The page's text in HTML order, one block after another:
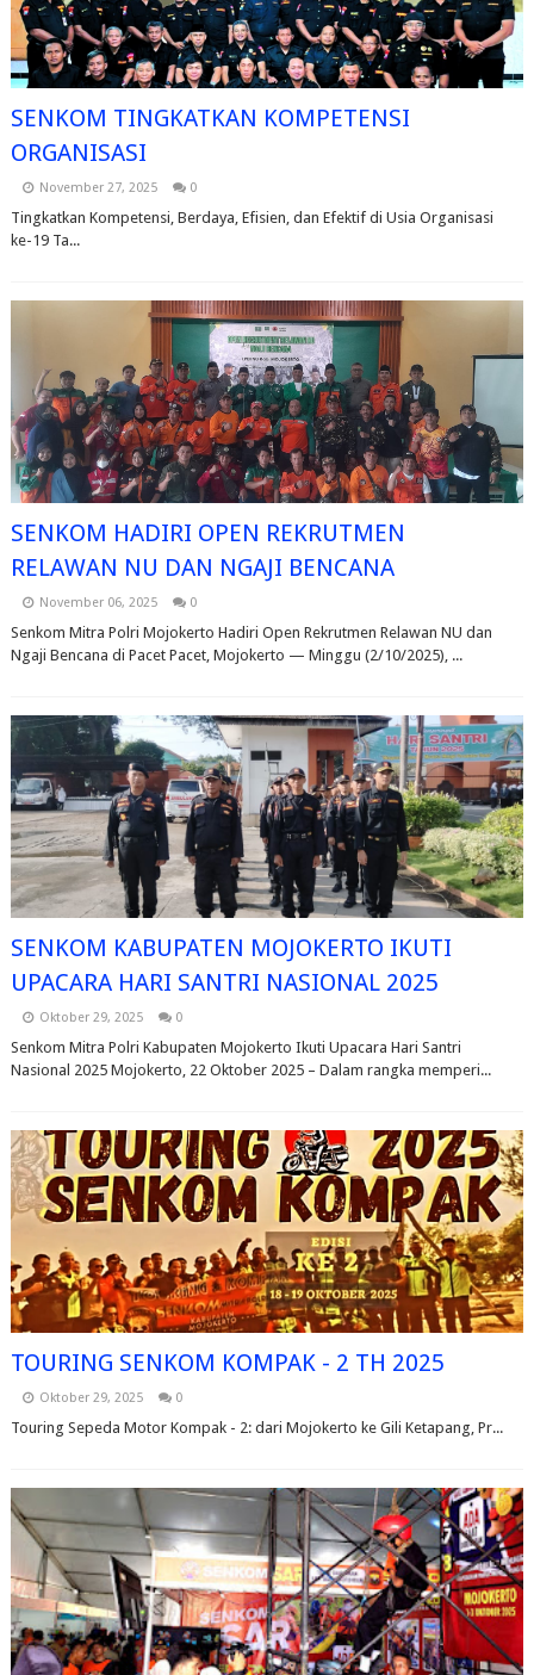
SENKOM TINGKATKAN KOMPETENSI
ORGANISASI
November 27, 2025 0
Tingkatkan Kompetensi, Berdaya, Efisien, dan Efektif di Usia Organisasi
ke-19 Ta...
SENKOM HADIRI OPEN REKRUTMEN
RELAWAN NU DAN NGAJI BENCANA
November 06, 2025 0
Senkom Mitra Polri Mojokerto Hadiri Open Rekrutmen Relawan NU dan
Ngaji Bencana di Pacet Pacet, Mojokerto — Minggu (2/10/2025), ...
SENKOM KABUPATEN MOJOKERTO IKUTI
UPACARA HARI SANTRI NASIONAL 2025
Oktober 29, 2025 0
Senkom Mitra Polri Kabupaten Mojokerto Ikuti Upacara Hari Santri
Nasional 2025 Mojokerto, 22 Oktober 2025 – Dalam rangka memperi...
TOURING SENKOM KOMPAK - 2 TH 2025
Oktober 29, 2025 0
Touring Sepeda Motor Kompak - 2: dari Mojokerto ke Gili Ketapang, Pr...